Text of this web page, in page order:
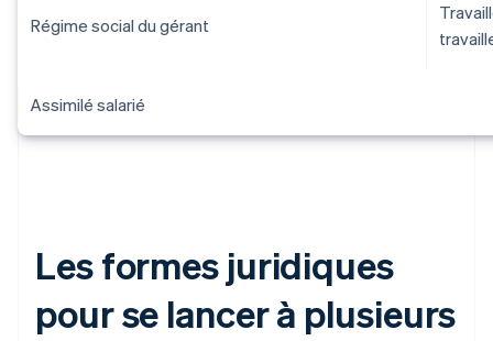
Régime social du gérant
Assimilé salarié
Les formes juridiques
pour se lancer à plusieurs